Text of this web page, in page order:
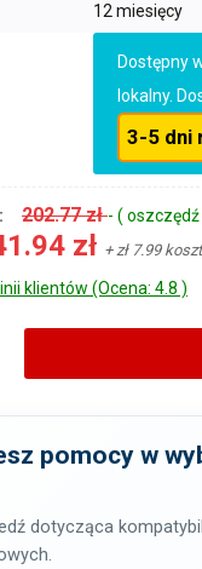
12 miesięcy
Dostępny
lokalny.
3-5 dni
202.77 zł- ( oszczędź
zł + zł 7.99
klientów (Ocena: 4.8 )
pomocy w
dotycząca